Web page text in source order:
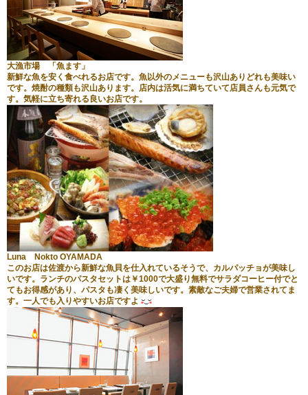
大漁市場 「魚ます」
新鮮な魚を安く食べれるお店です。魚以外のメニューも沢山ありどれも美味い
です。焼酎の種類も沢山あります。店内は活気に満ちていて店員さんも元気で
す。気軽に立ち寄れる良いお店です。
Luna Nokto OYAMADA
このお店は佐渡から新鮮な魚貝を仕入れているそうで、カルパッチョが美味し
いです。ランチのパスタセットは￥1000で大盛り無料でサラダコーヒー付でと
てもお得感があり、パスタも凄く美味しいです。素敵なご夫婦で営業されてま
す。一人でも入りやすいお店ですよ